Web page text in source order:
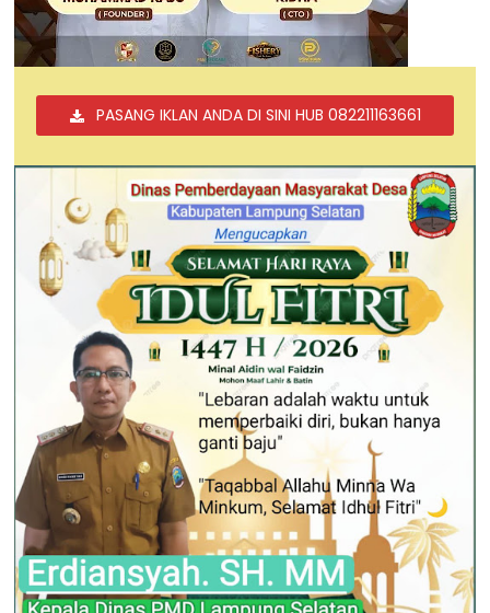
PASANG IKLAN ANDA DI SINI HUB 082211163661